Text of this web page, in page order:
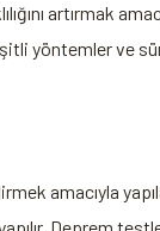
artırmak
yöntemler ve
amacıyla